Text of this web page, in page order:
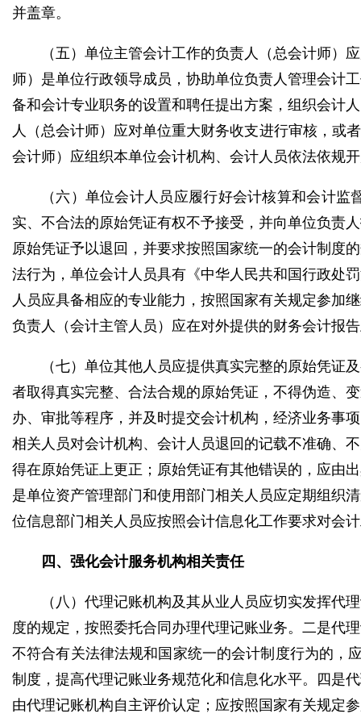
并盖章。
（五）单位主管会计工作的负责人（总会计师
师）是单位行政领导成员，协助单位负责人管理会计
备和会计专业职务的设置和聘任提出方案，组织会计
人（总会计师）应对单位重大财务收支进行审核，或
会计师）应组织本单位会计机构、会计人员依法依规
（六）单位会计人员应履行好会计核算和会计
实、不合法的原始凭证有权不予接受，并向单位负责
原始凭证予以退回，并要求按照国家统一的会计制度
法行为，单位会计人员具有《中华人民共和国行政处
人员应具备相应的专业能力，按照国家有关规定参加
负责人（会计主管人员）应在对外提供的财务会计报
（七）单位其他人员应提供真实完整的原始凭
者取得真实完整、合法合规的原始凭证，不得伪造、
办、审批等程序，并及时提交会计机构，经济业务事
相关人员对会计机构、会计人员退回的记载不准确、
得在原始凭证上更正；原始凭证有其他错误的，应由
是单位资产管理部门和使用部门相关人员应定期组织
位信息部门相关人员应按照会计信息化工作要求对会
四、强化会计服务机构相关责任
（八）代理记账机构及其从业人员应切实发挥
度的规定，按照委托合同办理代理记账业务。二是代
不符合有关法律法规和国家统一的会计制度行为的，
制度，提高代理记账业务规范化和信息化水平。四是
由代理记账机构自主评价认定；应按照国家有关规定